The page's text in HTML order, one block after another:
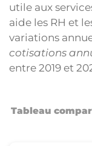
utile aux
aide les RH et
variations
cotisations
entre 2019 et
Tableau